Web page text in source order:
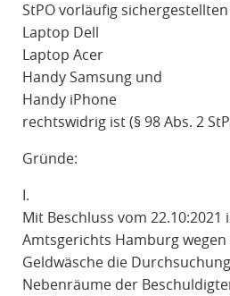
StPO vorläufig
Laptop Dell
Laptop Acer
Handy Samsung und
Handy iPhone
rechtswidrig ist (§ 98 Abs. 2
Gründe:
I.
Mit Beschluss vom 22.10:2021
Amtsgerichts Hamburg
Geldwäsche die
Nebenräume der